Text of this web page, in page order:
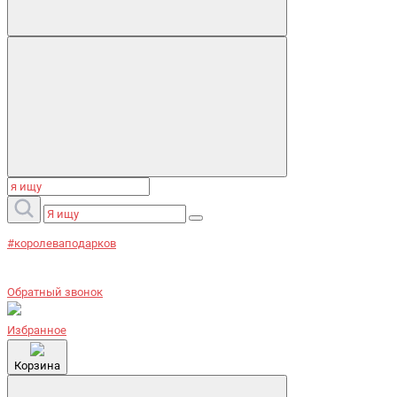
#королеваподарков
Обратный звонок
Избранное
Корзина